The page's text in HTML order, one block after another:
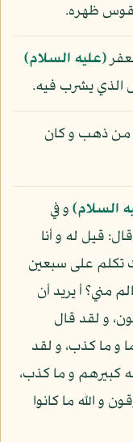
ظهره.
(عليه السلام)
الذي يشرب فيه.
من ذهب و كان
السلام)و في
قال: قيل له و أنا
على سبعين
مني؟ أ يريد أن
و لقد قال
و ما كذب، و لقد
كبيرهم و ما كذب،
و الله ما كانوا